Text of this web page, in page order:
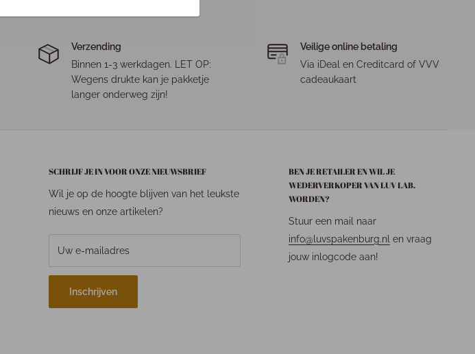
Verzending
Binnen 1-3 werkdagen. LET OP:
Wegens drukte kan je pakketje
langer onderweg zijn!
Veilige online betaling
Via iDeal en Creditcard of VVV
cadeaukaart
SCHRIJF JE IN VOOR ONZE NIEUWSBRIEF
Wil je op de hoogte blijven van het leukste
nieuws en onze artikelen?
Uw e-mailadres
Inschrijven
BEN JE RETAILER EN WIL JE
WEDERVERKOPER VAN LUV LAB.
WORDEN?
Stuur een mail naar
info@luvspakenburg.nl en vraag
jouw inlogcode aan!